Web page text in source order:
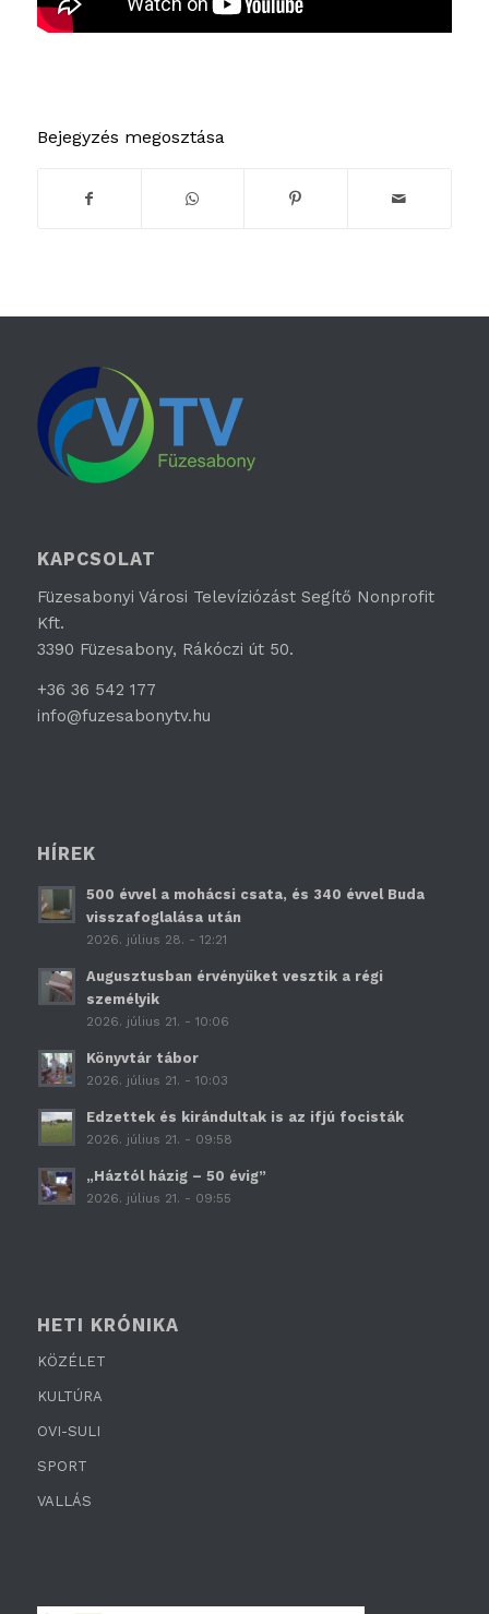
Bejegyzés megosztása
KAPCSOLAT
Füzesabonyi Városi Televíziózást Segítő Nonprofit
Kft.
3390 Füzesabony, Rákóczi út 50.
+36 36 542 177
info@fuzesabonytv.hu
HÍREK
500 évvel a mohácsi csata, és 340 évvel Buda
visszafoglalása után
2026. július 28. - 12:21
Augusztusban érvényüket vesztik a régi
személyik
2026. július 21. - 10:06
Könyvtár tábor
2026. július 21. - 10:03
Edzettek és kirándultak is az ifjú focisták
2026. július 21. - 09:58
„Háztól házig – 50 évig”
2026. július 21. - 09:55
HETI KRÓNIKA
KÖZÉLET
KULTÚRA
OVI-SULI
SPORT
VALLÁS